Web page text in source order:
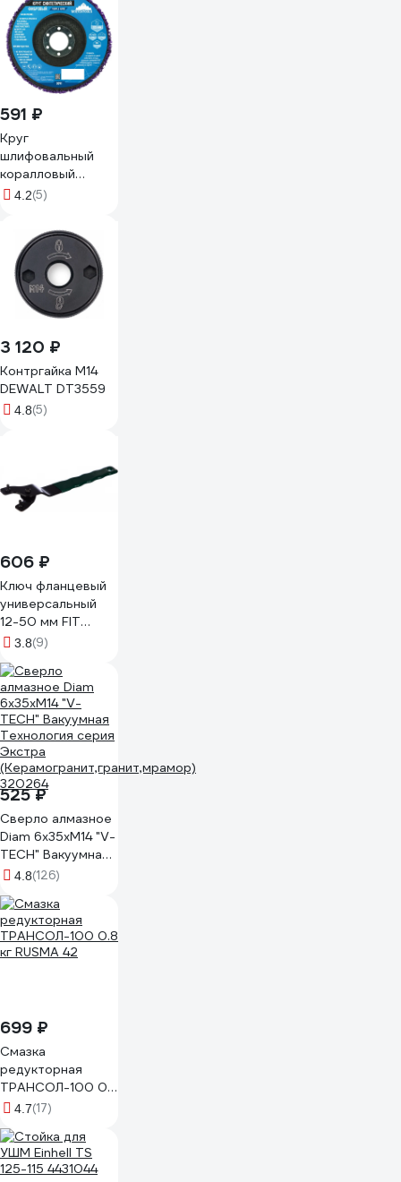
591 ₽
Круг
шлифовальный
коралловый
фибровый
vertextools 0091
4.2(5)
3 120 ₽
Контргайка M14
DEWALT DT3559
4.8(5)
606 ₽
Ключ фланцевый
универсальный
12-50 мм FIT
81901
3.8(9)
525 ₽
Сверло алмазное
Diam 6x35xМ14 "V-
TECH" Вакуумная
Технология серия
(Керамогранит,гранит,мрамор)
320264
4.8(126)
699 ₽
Смазка
редукторная
ТРАНСОЛ-100 0.8
кг RUSMA 42
4.7(17)